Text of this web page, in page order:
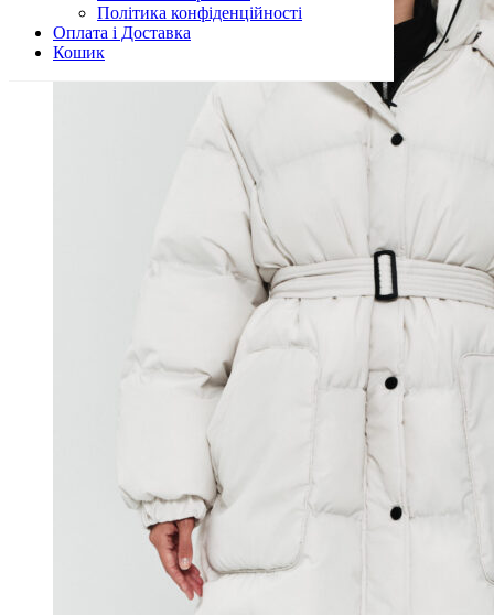
Політика конфіденційності
Оплата і Доставка
Кошик